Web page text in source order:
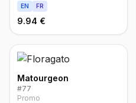
EN FR
9.94 €
Matourgeon
#77
Promo